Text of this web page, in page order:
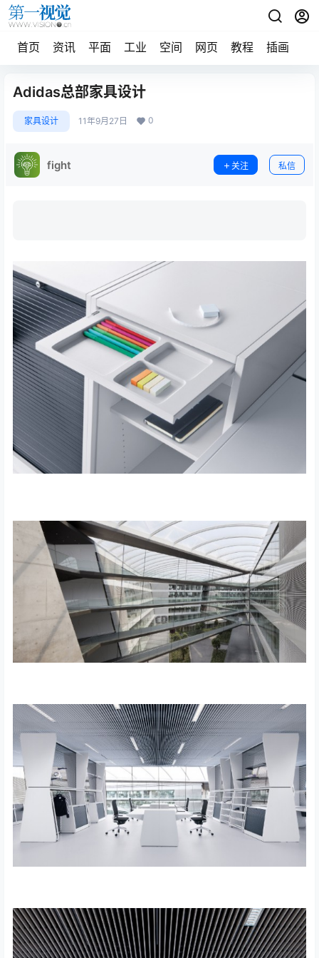
首页 资讯 平面 工业 空间 网页 教程 插画
Adidas总部家具设计
家具设计 11年9月27日 0
fight 关注 私信